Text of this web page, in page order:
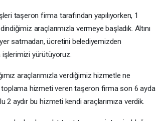
taşeron firma tarafından yapılıyorken, 1
araçlarımızla vermeye başladık. Altını
satmadan, ücretini belediyemizden
işlerimizi yürütüyoruz.
araçlarımızla verdiğimiz hizmetle ne
toplama hizmeti veren taşeron firma son 6 ayda
aydır bu hizmeti kendi araçlarımıza verdik.